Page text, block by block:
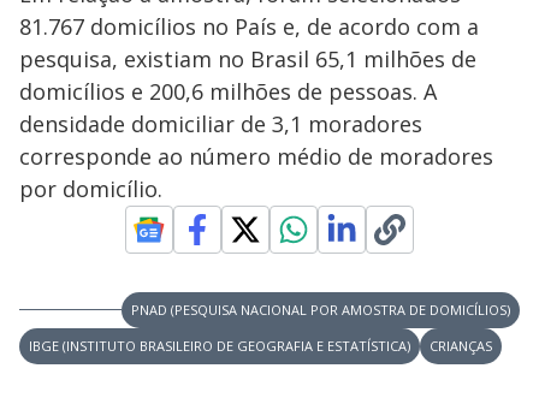
81.767 domicílios no País e, de acordo com a
pesquisa, existiam no Brasil 65,1 milhões de
domicílios e 200,6 milhões de pessoas. A
densidade domiciliar de 3,1 moradores
corresponde ao número médio de moradores
por domicílio.
PNAD (PESQUISA NACIONAL POR AMOSTRA DE DOMICÍLIOS)
IBGE (INSTITUTO BRASILEIRO DE GEOGRAFIA E ESTATÍSTICA)
CRIANÇAS